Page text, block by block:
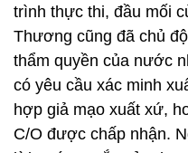
trình thực thi, đầu mối
Thương cũng đã chủ
thẩm quyền của nước
có yêu cầu xác minh
hợp giả mạo xuất xứ,
C/O được chấp nhận.